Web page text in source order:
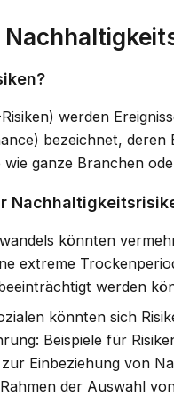
werden
bezeichnet,
ganze Branchen
könnten
extreme
werden
könnten sich
Beispiele für
Einbeziehung von
der Auswahl